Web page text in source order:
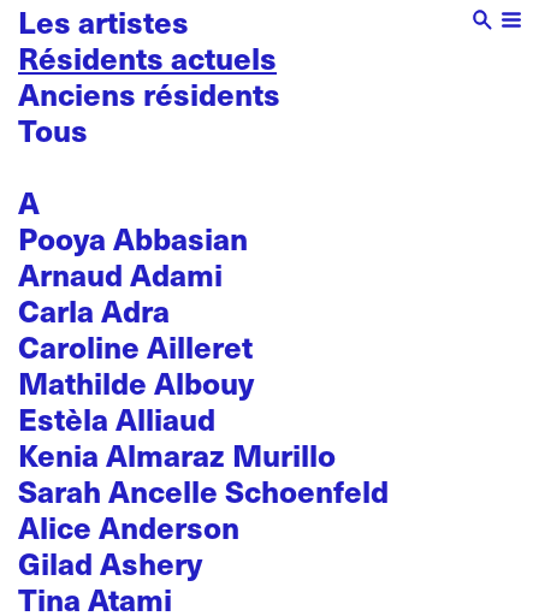
Les artistes
Résidents actuels
Anciens résidents
Tous
A
Pooya Abbasian
Arnaud Adami
Carla Adra
Caroline Ailleret
Mathilde Albouy
Estèla Alliaud
Kenia Almaraz Murillo
Sarah Ancelle Schoenfeld
Alice Anderson
Gilad Ashery
Tina Atami